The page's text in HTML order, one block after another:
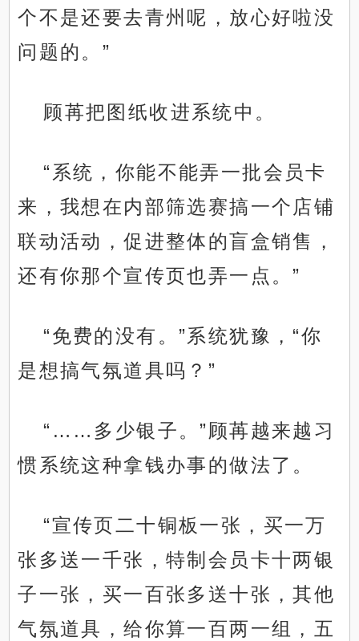
个不是还要去青州呢，放心好啦没
问题的。”
顾苒把图纸收进系统中。
“系统，你能不能弄一批会员卡
来，我想在内部筛选赛搞一个店铺
联动活动，促进整体的盲盒销售，
还有你那个宣传页也弄一点。”
“免费的没有。”系统犹豫，“你
是想搞气氛道具吗？”
“……多少银子。”顾苒越来越习
惯系统这种拿钱办事的做法了。
“宣传页二十铜板一张，买一万
张多送一千张，特制会员卡十两银
子一张，买一百张多送十张，其他
气氛道具，给你算一百两一组，五